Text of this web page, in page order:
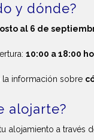
y dónde?
al 6 de
10:00 a 18:00
la información sobre
alojarte?
alojamiento a través